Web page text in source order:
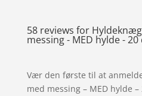
58 reviews for
messing - MED hylde -
Vær den første til at
med messing – MED hylde –